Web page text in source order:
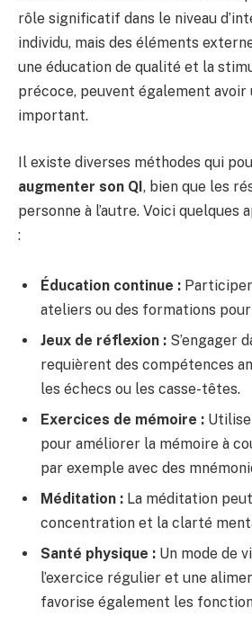
rôle significatif dans le niveau
individu, mais des éléments
une éducation de qualité et la
précoce, peuvent également avoir
important.
Il existe diverses méthodes qui
augmenter son QI, bien que les
personne à l’autre. Voici quelques
:
Éducation continue :
ateliers ou des formations
Jeux de réflexion : S’engager
requièrent des compétences
les échecs ou les casse-têtes.
Exercices de mémoire :
pour améliorer la mémoire à
par exemple avec des
Méditation : La méditation
concentration et la clarté
Santé physique : Un mode de
l’exercice régulier et une
favorise également les